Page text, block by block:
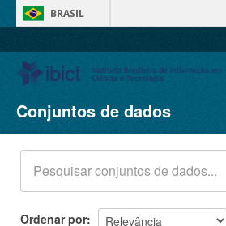
BRASIL
Conjuntos de dados
Organizações
Grupos
Sobre
Conjuntos de dados
Ordenar por